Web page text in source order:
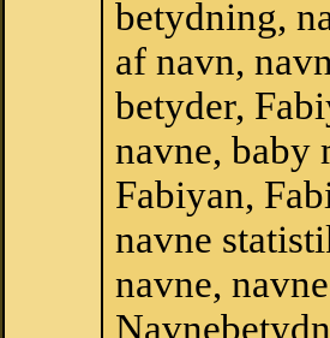
betydning,
af navn,
betyder,
navne, baby
Fabiyan,
navne
navne,